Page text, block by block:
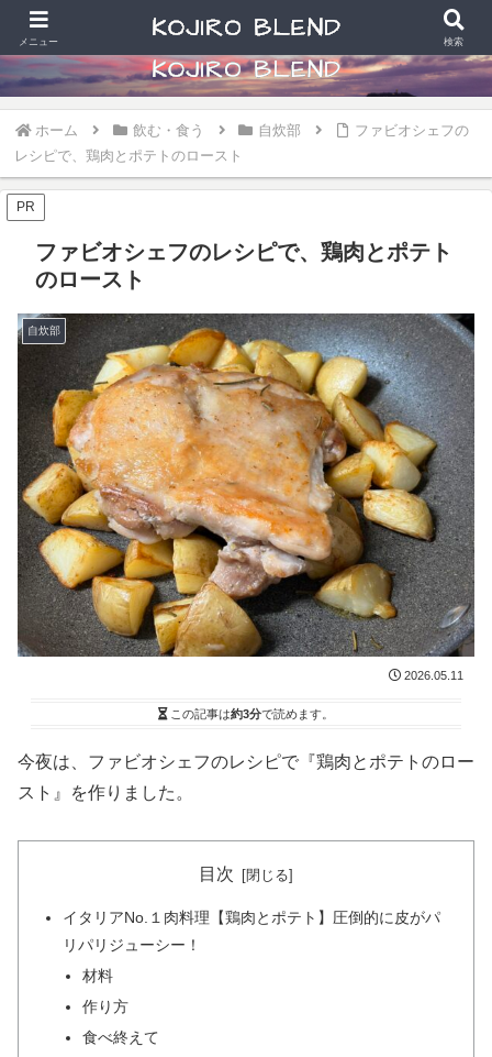
食べることと散財好きなアラカン写真学生の日常
ホーム 飲む・食う 自炊部
ファビオシェフの
レシピで、鶏肉とポテトのロースト
PR
ファビオシェフのレシピで、鶏肉とポテト
のロースト
自炊部
2026.05.11
この記事は約3分で読めます。
今夜は、ファビオシェフのレシピで『鶏肉とポテトのロー
スト』を作りました。
目次
イタリアNo.１肉料理【鶏肉とポテト】圧倒的に皮がパ
リパリジューシー！
材料
作り方
食べ終えて
メニュー 検索